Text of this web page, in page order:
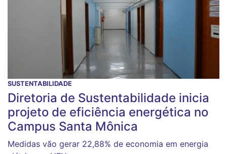
SUSTENTABILIDADE
Diretoria de Sustentabilidade inicia
projeto de eficiência energética no
Campus Santa Mônica
Medidas vão gerar 22,88% de economia em energia